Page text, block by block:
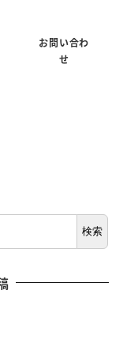
お問い合わ
せ
検索